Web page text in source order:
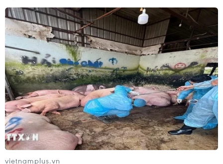
vietnamplus.vn